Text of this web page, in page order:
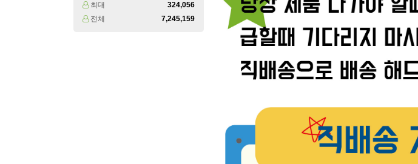
최대
324,056
전체
7,245,159